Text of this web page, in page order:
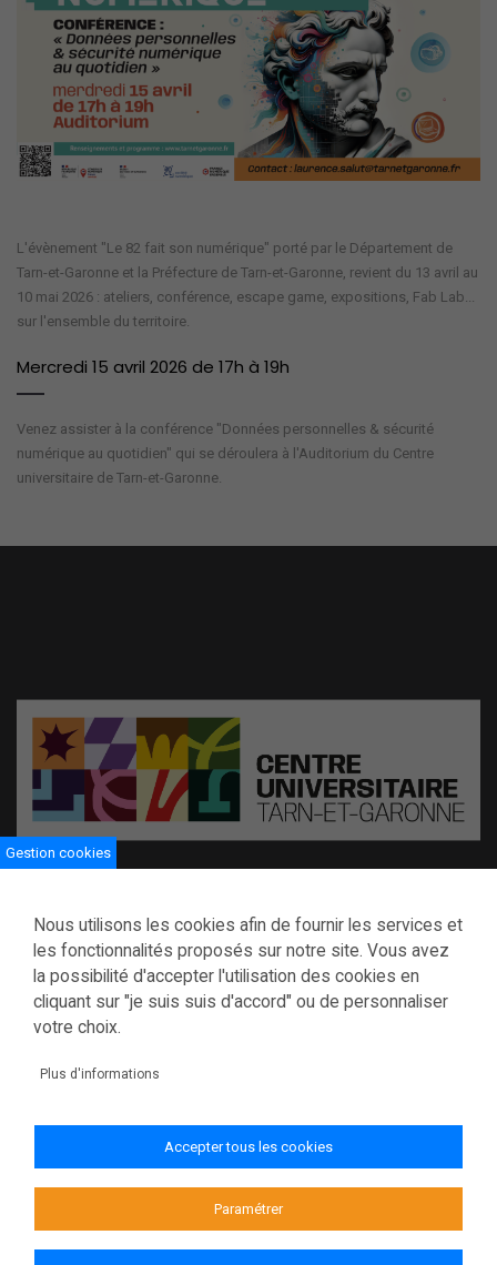
L'évènement "Le 82 fait son numérique" porté par le Département de
Tarn-et-Garonne et la Préfecture de Tarn-et-Garonne, revient du 13 avril au
10 mai 2026 : ateliers, conférence, escape game, expositions, Fab Lab...
sur l'ensemble du territoire.
Mercredi 15 avril 2026 de 17h à 19h
Venez assister à la conférence "Données personnelles & sécurité
numérique au quotidien" qui se déroulera à l'Auditorium du Centre
universitaire de Tarn-et-Garonne.
116 boulevard Montauriol BP 794
82013 Montauban cedex
Tél : 05 63 91 88 50
servicevieetudiante@tarnetgaronne.fr
© 2023 Conseil départemental de Tarn-et-Garonne
Gestion cookies
Nous utilisons les cookies afin de fournir les services et
les fonctionnalités proposés sur notre site. Vous avez
la possibilité d'accepter l'utilisation des cookies en
cliquant sur "je suis suis d'accord" ou de personnaliser
votre choix.
Plus d'informations
Accepter tous les cookies
Paramétrer